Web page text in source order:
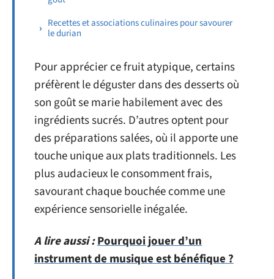
Recettes et associations culinaires pour savourer
le durian
Pour apprécier ce fruit atypique, certains
préfèrent le déguster dans des desserts où
son goût se marie habilement avec des
ingrédients sucrés. D’autres optent pour
des préparations salées, où il apporte une
touche unique aux plats traditionnels. Les
plus audacieux le consomment frais,
savourant chaque bouchée comme une
expérience sensorielle inégalée.
A lire aussi :Pourquoi jouer d’un
instrument de musique est bénéfique ?